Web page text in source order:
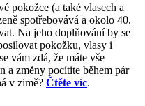
pokožce (a také vlasech a
spotřebovává a okolo 40.
Na jeho doplňování by se
pokožku, vlasy i
vám zdá, že máte vše
a změny pocítite během pár
v zimě? Čtěte víc.